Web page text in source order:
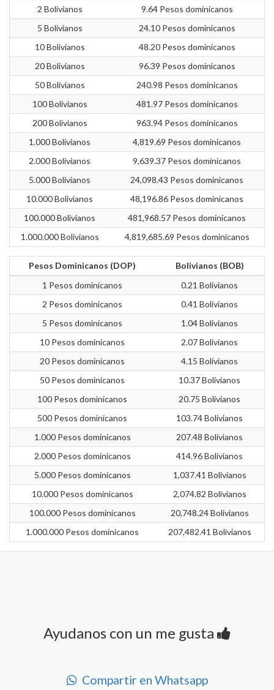
2 Bolivianos
9.64 Pesos dominicanos
5 Bolivianos
24.10 Pesos dominicanos
10 Bolivianos
48.20 Pesos dominicanos
20 Bolivianos
96.39 Pesos dominicanos
50 Bolivianos
240.98 Pesos dominicanos
100 Bolivianos
481.97 Pesos dominicanos
200 Bolivianos
963.94 Pesos dominicanos
1.000 Bolivianos
4,819.69 Pesos dominicanos
2.000 Bolivianos
9,639.37 Pesos dominicanos
5.000 Bolivianos
24,098.43 Pesos dominicanos
10.000 Bolivianos
48,196.86 Pesos dominicanos
100.000 Bolivianos
481,968.57 Pesos dominicanos
1.000.000 Bolivianos
4,819,685.69 Pesos dominicanos
Pesos Dominicanos (DOP)
Bolivianos (BOB)
1 Pesos dominicanos
0.21 Bolivianos
2 Pesos dominicanos
0.41 Bolivianos
5 Pesos dominicanos
1.04 Bolivianos
10 Pesos dominicanos
2.07 Bolivianos
20 Pesos dominicanos
4.15 Bolivianos
50 Pesos dominicanos
10.37 Bolivianos
100 Pesos dominicanos
20.75 Bolivianos
500 Pesos dominicanos
103.74 Bolivianos
1.000 Pesos dominicanos
207.48 Bolivianos
2.000 Pesos dominicanos
414.96 Bolivianos
5.000 Pesos dominicanos
1,037.41 Bolivianos
10.000 Pesos dominicanos
2,074.82 Bolivianos
100.000 Pesos dominicanos
20,748.24 Bolivianos
1.000.000 Pesos dominicanos
207,482.41 Bolivianos
Ayudanos con un me gusta
Compartir en Whatsapp